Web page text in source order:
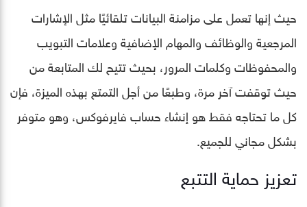
حيث إنها تعمل على مزامنة البيانات تلقائيًا مثل الإشارات
المرجعية والوظائف والمهام الإضافية وعلامات التبويب
والمحفوظات وكلمات المرور، بحيث تتيح لك المتابعة من
حيث توقفت آخر مرة، وطبعًا من أجل التمتع بهذه الميزة، فإن
كل ما تحتاجه فقط هو إنشاء حساب فايرفوكس، وهو متوفر
بشكل مجاني للجميع.
تعزيز حماية التتبع